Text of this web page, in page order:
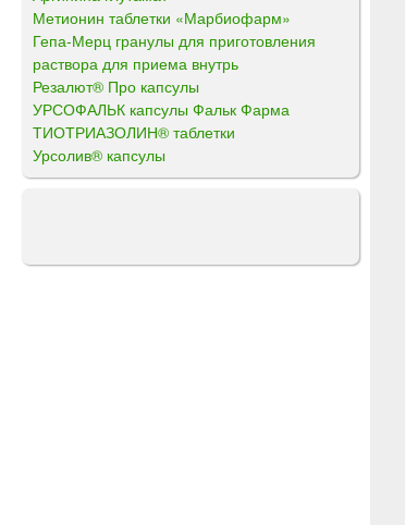
Метионин таблетки «Марбиофарм»
Гепа-Мерц гранулы для приготовления
раствора для приема внутрь
Резалют® Про капсулы
УРСОФАЛЬК капсулы Фальк Фарма
ТИОТРИАЗОЛИН® таблетки
Урсолив® капсулы